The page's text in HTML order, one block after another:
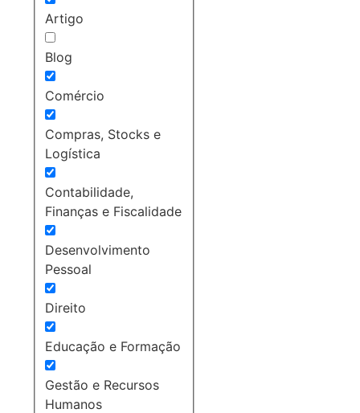
Artigo
Blog
Comércio
Compras, Stocks e
Logística
Contabilidade,
Finanças e Fiscalidade
Desenvolvimento
Pessoal
Direito
Educação e Formação
Gestão e Recursos
Humanos